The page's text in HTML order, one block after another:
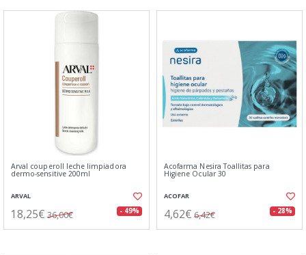
Arval couperoll leche limpiadora
dermo-sensitive 200ml
ARVAL
18,25€ 36,00€ - 49%
Acofarma Nesira Toallitas para
Higiene Ocular 30
ACOFAR
4,62€ 6,42€ - 28%